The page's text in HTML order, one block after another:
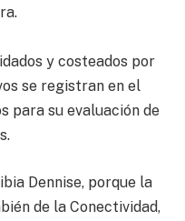
y costeados por
se registran en el
para su evaluación de
Dennise, porque la
de la Conectividad,